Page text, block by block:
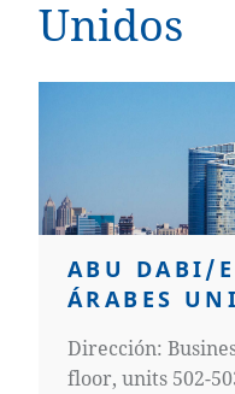
Unidos
ABU DABI/
ÁRABES
Dirección:
floor, units 502-